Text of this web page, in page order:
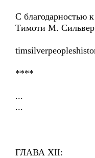
С благодарностью
Тимоти М. Сильвер
****
...
...
ГЛАВА XII: